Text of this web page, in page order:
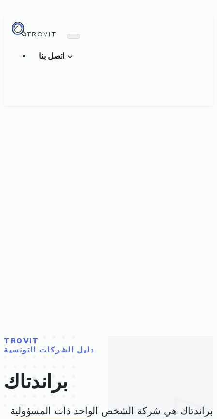
TROVIT
TROVIT
دليل الشركات التونسية
براندتاك
براندتاك هي شركة الشخص الواحد ذات المسؤولية